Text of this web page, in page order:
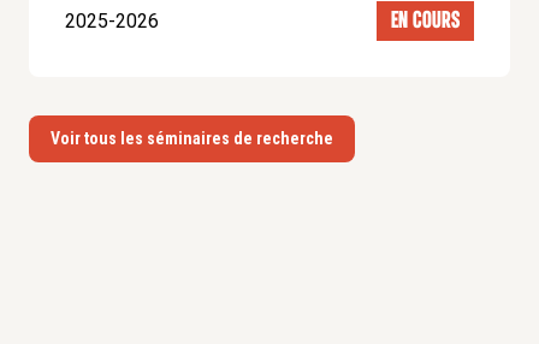
2025-2026 EN COURS
Voir tous les séminaires de recherche